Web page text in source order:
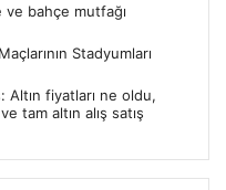
ve bahçe mutfağı
Stadyumları
Altın fiyatları ne oldu,
tam altın alış satış